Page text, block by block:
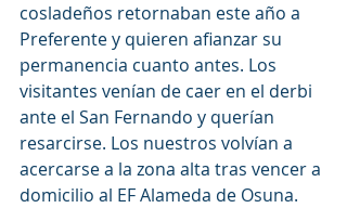
cosladeños retornaban este año a
Preferente y quieren afianzar su
permanencia cuanto antes. Los
visitantes venían de caer en el derbi
ante el San Fernando y querían
resarcirse. Los nuestros volvían a
acercarse a la zona alta tras vencer a
domicilio al EF Alameda de Osuna.